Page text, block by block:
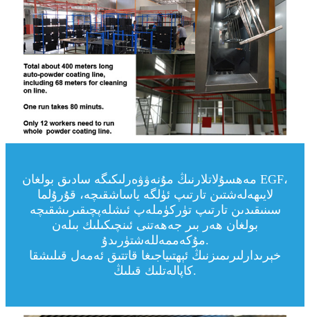
مەھسۇلاتلارنىڭ مۇنەۋۋەرلىكىگە سادىق بولغان EGF،
لايىھەلەشتىن تارتىپ ئۈلگە ياساشقىچە، قۇرۇلما
سىنىقىدىن تارتىپ تۈركۈملەپ ئىشلەپچىقىرىشقىچە
بولغان ھەر بىر جەھەتنى ئىنچىكىلىك بىلەن
مۇكەممەللەشتۈرىدۇ.
خېرىدارلىرىمىزنىڭ ئېھتىياجىغا قاتتىق ئەمەل قىلىشقا
كاپالەتلىك قىلىڭ.